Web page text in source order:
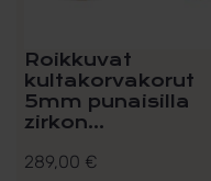
Roikkuvat
kultakorvakorut
5mm punaisilla
zirkon...
289,00 €